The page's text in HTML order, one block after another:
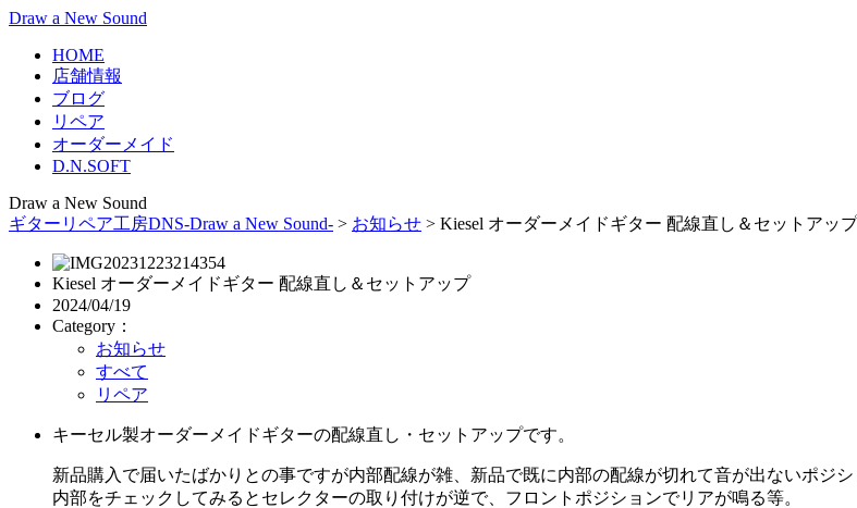
Draw a New Sound
HOME
店舗情報
ブログ
リペア
オーダーメイド
D.N.SOFT
Draw a New Sound
ギターリペア工房DNS-Draw a New Sound- > お知らせ > Kiesel オーダーメイドギター 配線直し＆セットアップ
Kiesel オーダーメイドギター 配線直し＆セットアップ
2024/04/19
Category：
お知らせ
すべて
リペア
キーセル製オーダーメイドギターの配線直し・セットアップです。
新品購入で届いたばかりとの事ですが内部配線が雑、新品で既に内部の配線が切れて音が出ないポジ
内部をチェックしてみるとセレクターの取り付けが逆で、フロントポジションでリアが鳴る等。